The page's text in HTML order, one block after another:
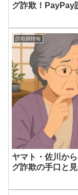
グ詐欺！PayPay
詐欺師情報
ヤマト・佐川か
グ詐欺の手口と